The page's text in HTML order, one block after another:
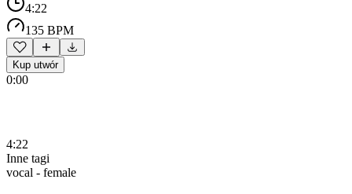
4:22
135 BPM
Kup utwór
0:00
4:22
Inne tagi
vocal - female